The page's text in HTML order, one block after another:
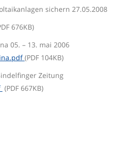
sichern 27.05.2008
676KB)
05. – 13. mai 2006
(PDF 104KB)
Zeitung
(PDF 667KB)